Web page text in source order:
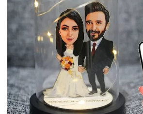
Beni hatırla
Şifremi mi kaybettim?
MK FOTO (1)
Kampanyalı Ürünler (13)
Karikatür Anahtarlık (14)
Karikatür Erkek Anahtarlık (14)
Karikatür Biblo (289)
Karikatür Aile Biblo (2)
Karikatür Erkek Biblo (127)
Karikatür Kadın Biblo (71)
Karikatür Sevgili Biblo (89)